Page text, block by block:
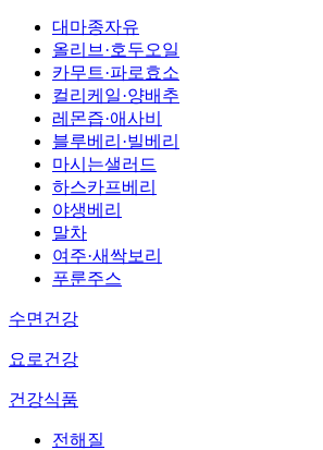
대마종자유
올리브·호두오일
카무트·파로효소
컬리케일·양배추
레몬즙·애사비
블루베리·빌베리
마시는샐러드
하스카프베리
야생베리
말차
여주·새싹보리
푸룬주스
수면건강
요로건강
건강식품
전해질